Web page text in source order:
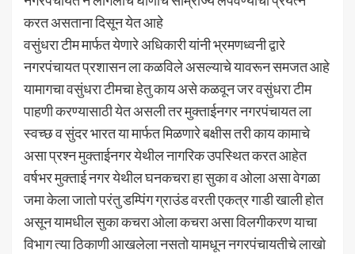
करत असताना दिसून येत आहे
वसुंधरा टीम मार्फत येणारे अधिकारी यांनी भ्रमणध्वनी द्वारे
नगरपंचायत प्रशासन ला कळविले असल्याचे यावरून समजत आहे
यामागचा वसुंधरा टीमचा हेतु काय असे कळवून जर वसुंधरा टीम
पाहणी करण्यासाठी येत असली तर मुक्ताईनगर नगरपंचायत ला
स्वच्छ व सुंदर भारत या मार्फत मिळणारे बक्षीस तरी काय कामाचे
असा प्रश्न मुक्ताईनगर येथील नागरिक उपस्थित करत आहेत
वर्षभर मुक्ताई नगर येथील घनकचरा हा सुका व ओला असा वेगळा
जमा केला जातो परंतु डम्पिंग ग्राउंड वरती एकत्र गाडी खाली होत
असून यामधील सुका कचरा ओला कचरा असा विलगीकरण याचा
विभाग त्या ठिकाणी आखलेला नसतो यामधून नगरपंचायतीचे लाखो